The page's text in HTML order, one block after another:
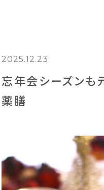
2025.12.23
忘年会シーズンも
薬膳